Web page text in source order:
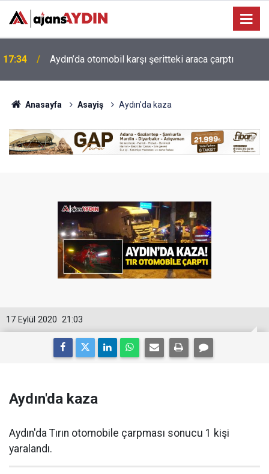
16:07
hazırlanıyor
Anasayfa Asayiş Aydın'da kaza
21:03
17 Eylül 2020
Aydın'da kaza
Aydın'da Tırın otomobile çarpması sonucu 1 kişi
yaralandı.